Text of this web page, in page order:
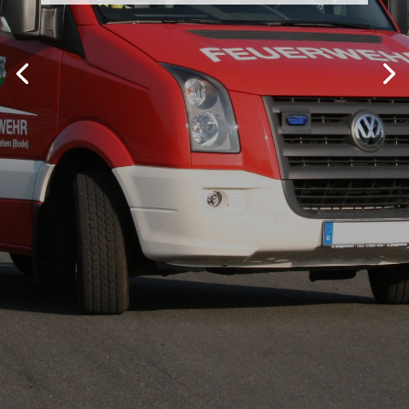
Rauch- und Wärmeabzugsanlagen (RWA),
Brandmeldeanlagen...